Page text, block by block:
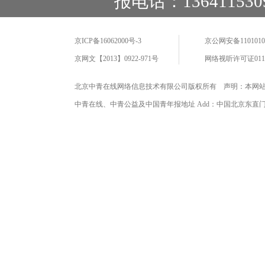
京ICP备16062000号-3
京网文【2013】0922-971号
京公网安备
网络视听许可证
北京中青在线网络信息技术有限公司版权所有 声明：本网
中青在线、中青公益及中国青年报地址 Add：中国北京东直